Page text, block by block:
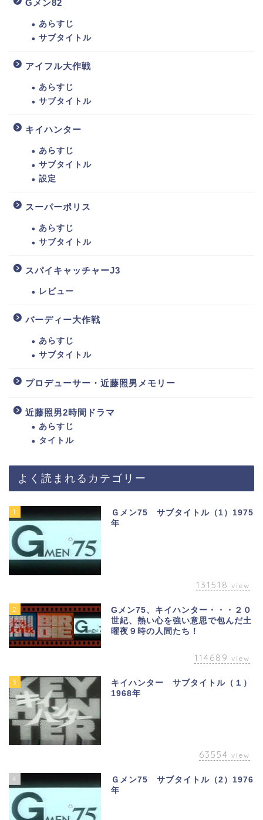
Gメン82
あらすじ
サブタイトル
アイフル大作戦
あらすじ
サブタイトル
キイハンター
あらすじ
サブタイトル
設定
スーパーポリス
あらすじ
サブタイトル
スパイキャッチャーJ3
レビュー
バーディー大作戦
あらすじ
サブタイトル
プロデューサー・近藤照男メモリー
近藤照男2時間ドラマ
あらすじ
タイトル
よく読まれるカテゴリー
1
Ｇメン75 サブタイトル（1）1975
年
131518 view
2
Gメン75、キイハンター・・・２０
世紀、熱い心を強い意思で包んだ土
曜夜９時の人間たち！
114689 view
3
キイハンター サブタイトル（１）
1968年
63554 view
4
Ｇメン75 サブタイトル（2）1976
年